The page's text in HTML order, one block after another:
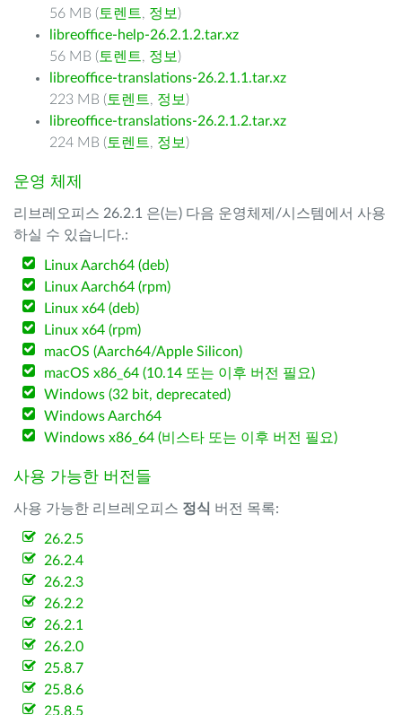
56 MB ( 토렌트, 정보 )
libreoffice-help-26.2.1.2.tar.xz
56 MB ( 토렌트, 정보 )
libreoffice-translations-26.2.1.1.tar.xz
223 MB ( 토렌트, 정보 )
libreoffice-translations-26.2.1.2.tar.xz
224 MB ( 토렌트, 정보 )
운영 체제
리브레오피스 26.2.1 은(는) 다음 운영체제/시스템에서 사용
하실 수 있습니다.:
Linux Aarch64 (deb)
Linux Aarch64 (rpm)
Linux x64 (deb)
Linux x64 (rpm)
macOS (Aarch64/Apple Silicon)
macOS x86_64 (10.14 또는 이후 버전 필요)
Windows (32 bit, deprecated)
Windows Aarch64
Windows x86_64 (비스타 또는 이후 버전 필요)
사용 가능한 버전들
사용 가능한 리브레오피스 정식 버전 목록:
26.2.5
26.2.4
26.2.3
26.2.2
26.2.1
26.2.0
25.8.7
25.8.6
25.8.5